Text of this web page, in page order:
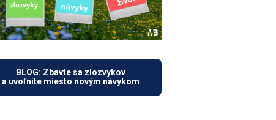
BLOG: Zbavte sa zlozvykov
a uvoľnite miesto novým návykom